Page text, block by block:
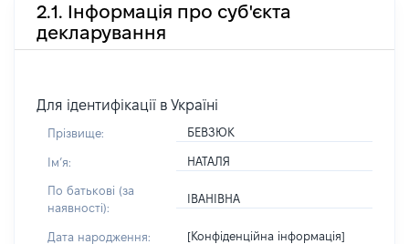
2.1. Інформація про суб'єкта
декларування
Для ідентифікації в Україні
Прізвище: БЕВЗЮК
Імʼя: НАТАЛЯ
По батькові (за
наявності):
ІВАНІВНА
Дата народження: [Конфіденційна інформація]